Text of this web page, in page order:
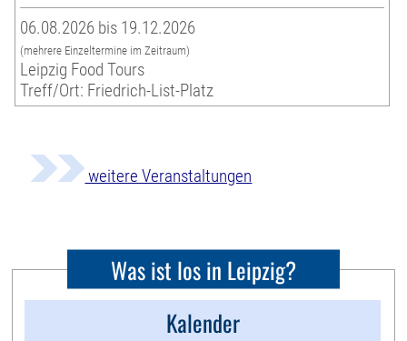
06.08.2026 bis 19.12.2026
(mehrere Einzeltermine im Zeitraum)
Leipzig Food Tours
Treff/Ort: Friedrich-List-Platz
weitere Veranstaltungen
Was ist los in Leipzig?
Kalender